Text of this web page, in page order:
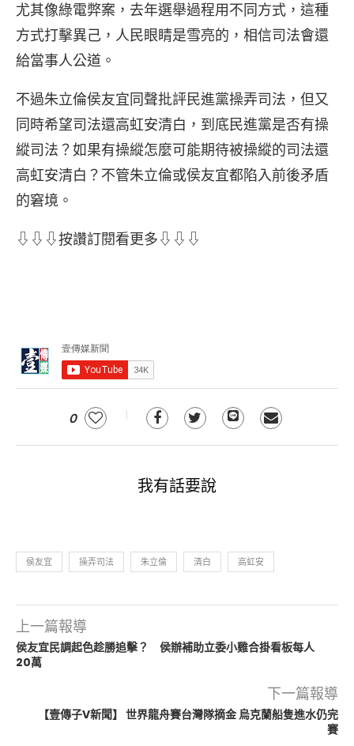
尤其像綠電弊案，去年選舉過程用不同方式，這種
方式打擊異己，人民眼睛是雪亮的，相信司法會還
給當事人公道。
不過朱立倫侯友宜同聲批評民進黨操弄司法，但又
同時希望司法還高虹安清白，到底民進黨是否有操
縱司法？如果有操縱怎麼可能期待被操縱的司法還
高虹安清白？不管朱立倫或侯友宜都陷入前後矛盾
的窘境。
⇩⇩⇩按讚訂閱看更多⇩⇩⇩
0
我有話要說
侯友宜 操弄司法 朱立倫 清白 高虹安
上一篇報導
侯友宜民調起色趁勝追擊？ 侯辦補助立委小雞合掛看板每人
20萬
下一篇報導
【壹傳子V新聞】 世界龍舟賽台灣隊摘金 烏克蘭船隻進水仍完
賽